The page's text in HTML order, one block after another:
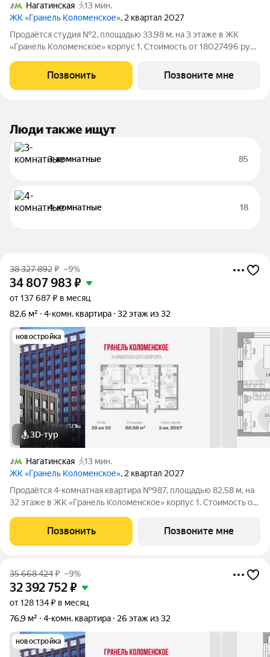
Нагатинская
13 мин.
ЖК «Гранель Коломенское», 2 квартал 2027
Продаётся студия №2, площадью 33,98 м, на 3 этаже в ЖК
«Гранель Коломенское» корпус 1. Стоимость от 18027496 руб.
улицу. Жилой квартал «Гранель Коломенское» расположился
на юге Москвы. Локация
Позвонить Позвоните мне
Люди также ищут
3-комнатные 85
4-комнатные 18
38 327 892₽ –9%
34 807 983₽
от 137 687 ₽ в месяц
82,6 м²
4-комн. квартира 32 этаж из 32
новостройка
3D-тур
Нагатинская
13 мин.
ЖК «Гранель Коломенское», 2 квартал 2027
Продаётся 4-комнатная квартира №987, площадью 82,58 м, на
32 этаже в ЖК «Гранель Коломенское» корпус 1. Стоимость от
окна на улицу. Жилой квартал «Гранель Коломенское»
расположился на юге
Позвонить Позвоните мне
35 668 424₽ –9%
32 392 752₽
от 128 134 ₽ в месяц
76,9 м²
4-комн. квартира 26 этаж из 32
новостройка